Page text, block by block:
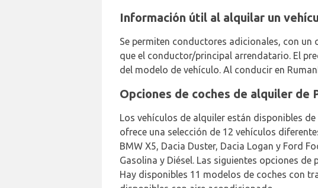
Información útil al alquilar un
Se permiten conductores adicionales, con
que el conductor/principal arrendatario. El
del modelo de vehículo. Al conducir en
Opciones de coches de alquiler de
Los vehículos de alquiler están disponibles
ofrece una selección de 12 vehículos
BMW X5, Dacia Duster, Dacia Logan y Ford
Gasolina y Diésel. Las siguientes opciones
Hay disponibles 11 modelos de coches con